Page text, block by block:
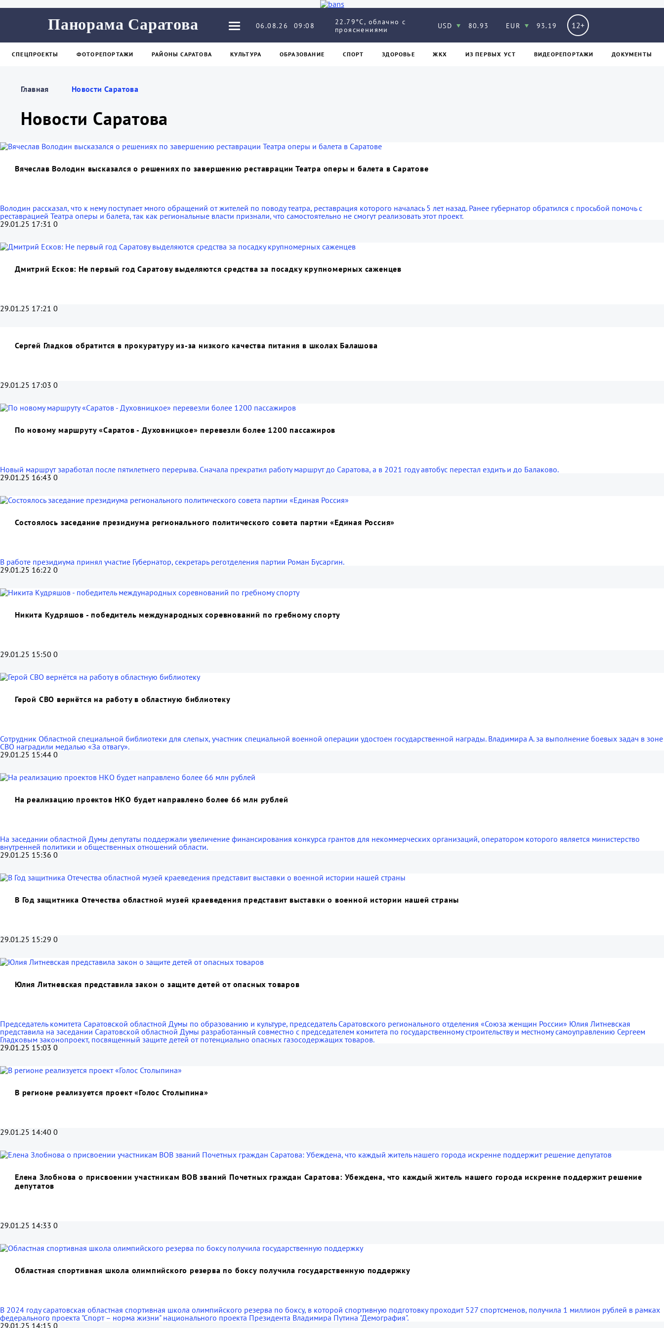
Панорама Саратова 06.08.26 09:08
22.79°C, облачно с
прояснениями
USD 80.93 EUR 93.19 12+
СПЕЦПРОЕКТЫ ФОТОРЕПОРТАЖИ РАЙОНЫ САРАТОВА КУЛЬТУРА ОБРАЗОВАНИЕ СПОРТ ЗДОРОВЬЕ ЖКХ ИЗ ПЕPВЫХ УСТ ВИДЕОРЕПОРТАЖИ ДОКУМЕНТЫ
Главная Новости Саратова
Новости Саратова
Вячеслав Володин высказался о решениях по завершению реставрации Театра оперы и балета в Саратове
Володин рассказал, что к нему поступает много обращений от жителей по поводу театра, реставрация которого началась 5 лет назад. Ранее губернатор обратился с просьбой помочь с
реставрацией Театра оперы и балета, так как региональные власти признали, что самостоятельно не смогут реализовать этот проект.
29.01.25 17:31 0
Дмитрий Есков: Не первый год Саратову выделяются средства за посадку крупномерных саженцев
29.01.25 17:21 0
Сергей Гладков обратится в прокуратуру из-за низкого качества питания в школах Балашова
29.01.25 17:03 0
По новому маршруту «Саратов - Духовницкое» перевезли более 1200 пассажиров
Новый маршрут заработал после пятилетнего перерыва. Сначала прекратил работу маршрут до Саратова, а в 2021 году автобус перестал ездить и до Балаково.
29.01.25 16:43 0
Состоялось заседание президиума регионального политического совета партии «Единая Россия»
В работе президиума принял участие Губернатор, секретарь реготделения партии Роман Бусаргин.
29.01.25 16:22 0
Никита Кудряшов - победитель международных соревнований по гребному спорту
29.01.25 15:50 0
Герой СВО вернётся на работу в областную библиотеку
Сотрудник Областной специальной библиотеки для слепых, участник специальной военной операции удостоен государственной награды. Владимира А. за выполнение боевых задач в зоне
СВО наградили медалью «За отвагу».
29.01.25 15:44 0
На реализацию проектов НКО будет направлено более 66 млн рублей
На заседании областной Думы депутаты поддержали увеличение финансирования конкурса грантов для некоммерческих организаций, оператором которого является министерство
внутренней политики и общественных отношений области.
29.01.25 15:36 0
В Год защитника Отечества областной музей краеведения представит выставки о военной истории нашей страны
29.01.25 15:29 0
Юлия Литневская представила закон о защите детей от опасных товаров
Председатель комитета Саратовской областной Думы по образованию и культуре, председатель Саратовского регионального отделения «Союза женщин России» Юлия Литневская
представила на заседании Саратовской областной Думы разработанный совместно с председателем комитета по государственному строительству и местному самоуправлению Сергеем
Гладковым законопроект, посвященный защите детей от потенциально опасных газосодержащих товаров.
29.01.25 15:03 0
В регионе реализуется проект «Голос Столыпина»
29.01.25 14:40 0
Елена Злобнова о присвоении участникам ВОВ званий Почетных граждан Саратова: Убеждена, что каждый житель нашего города искренне поддержит решение
депутатов
29.01.25 14:33 0
Областная спортивная школа олимпийского резерва по боксу получила государственную поддержку
В 2024 году саратовская областная спортивная школа олимпийского резерва по боксу, в которой спортивную подготовку проходит 527 спортсменов, получила 1 миллион рублей в рамках
федерального проекта "Спорт – норма жизни" национального проекта Президента Владимира Путина "Демография".
29.01.25 14:15 0